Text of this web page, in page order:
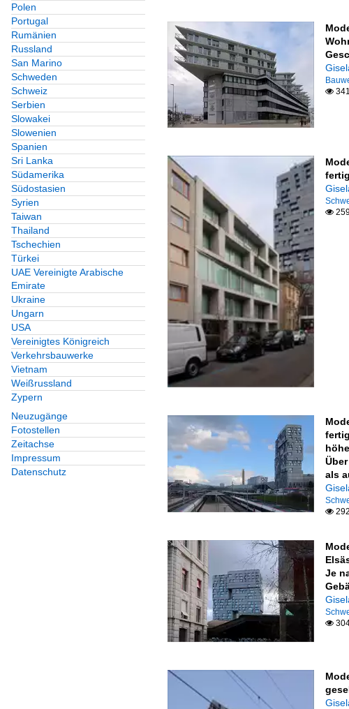
Polen
Portugal
Rumänien
Russland
San Marino
Schweden
Schweiz
Serbien
Slowakei
Slowenien
Spanien
Sri Lanka
Südamerika
Südostasien
Syrien
Taiwan
Thailand
Tschechien
Türkei
UAE Vereinigte Arabische
Emirate
Ukraine
Ungarn
USA
Vereinigtes Königreich
Verkehrsbauwerke
Vietnam
Weißrussland
Zypern
Neuzugänge
Fotostellen
Zeitachse
Impressum
Datenschutz
Europa
Bauten zur Energiegewinnung
Kohlekraftwerke
Burgen und Schlösser
Deutschland
Schweden
übriges Europa
Büro- und
Deutschland
Europa
Gast-, Wirtshäuser, Kneipen u
Deutschland
Schweiz
Hochbauten für den Verkehr
Deutschland
Hochhäuser
Deutschland
Schweiz
Vereinigtes Königreich
Hotels
Deutschland
Industrieanlagen


als

Je
